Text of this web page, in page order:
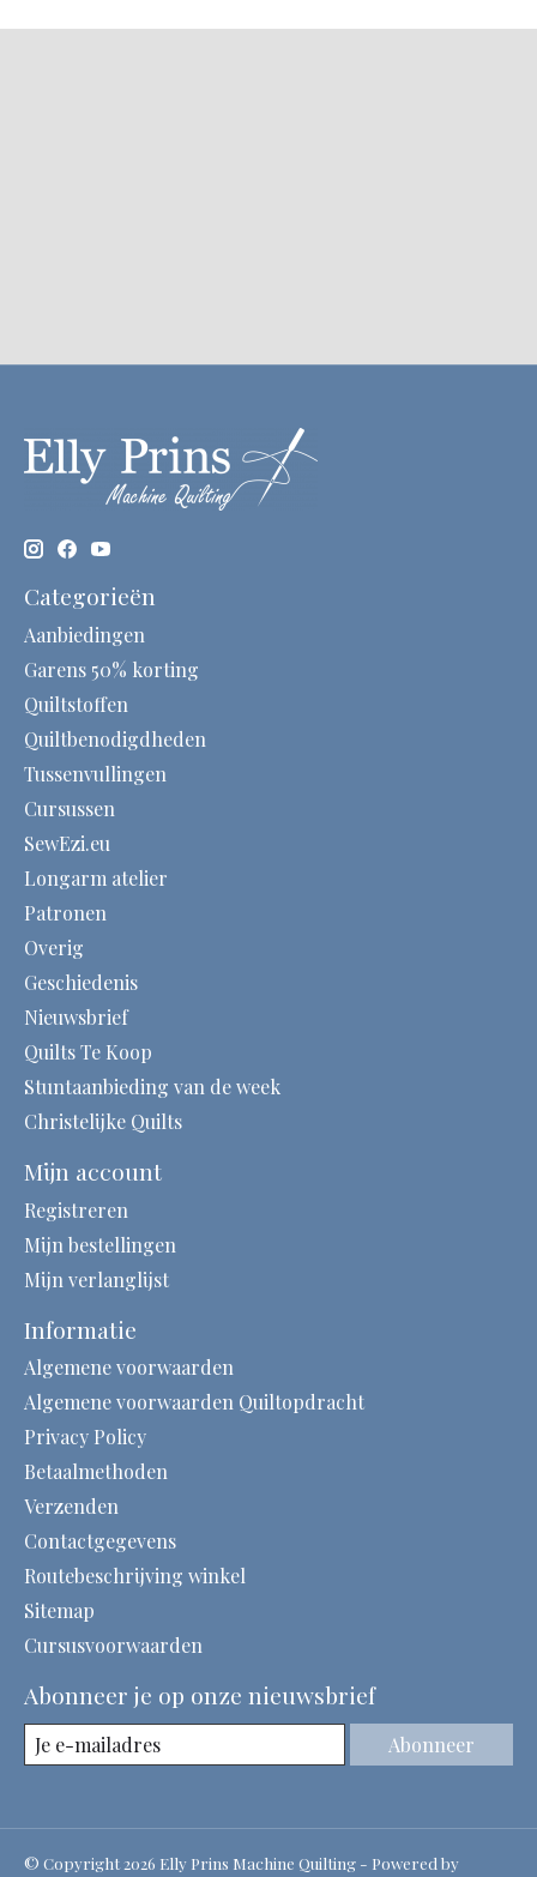
Categorieën
Aanbiedingen
Garens 50% korting
Quiltstoffen
Quiltbenodigdheden
Tussenvullingen
Cursussen
SewEzi.eu
Longarm atelier
Patronen
Overig
Geschiedenis
Nieuwsbrief
Quilts Te Koop
Stuntaanbieding van de week
Christelijke Quilts
Mijn account
Registreren
Mijn bestellingen
Mijn verlanglijst
Informatie
Algemene voorwaarden
Algemene voorwaarden Quiltopdracht
Privacy Policy
Betaalmethoden
Verzenden
Contactgegevens
Routebeschrijving winkel
Sitemap
Cursusvoorwaarden
Abonneer je op onze nieuwsbrief
Abonneer
© Copyright 2026 Elly Prins Machine Quilting - Powered by